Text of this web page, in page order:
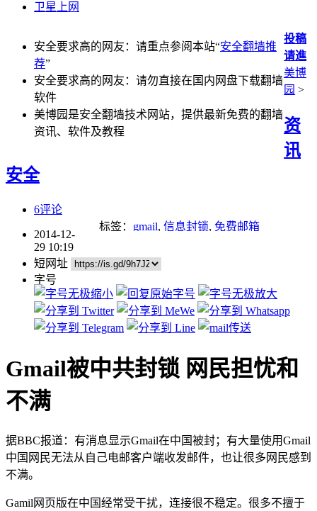
卫星上网
安全要求高的网友：请重点参阅本站“安全翻墙推
荐”
安全要求高的网友：请勿直接在国内网盘下载翻墙
软件
美博园是安全翻墙技术网站，提供最新免费的翻墙
资讯、软件及教程
投稿
请進
美博
园 >
资
讯
安全
6评论
标签： gmail, 信息封锁, 免费邮箱
2014-12-
29 10:19
短网址
字号
Gmail被中共封锁 网民担忧和
不满
据BBC报道：有消息显示Gmail在中国被封；有大量使用Gmail
中国网民无法从自己电邮客户端收发邮件，也让很多网民感到
不满。
Gamil网页版在中国经常受干扰，连接很不稳定。很多不擅于